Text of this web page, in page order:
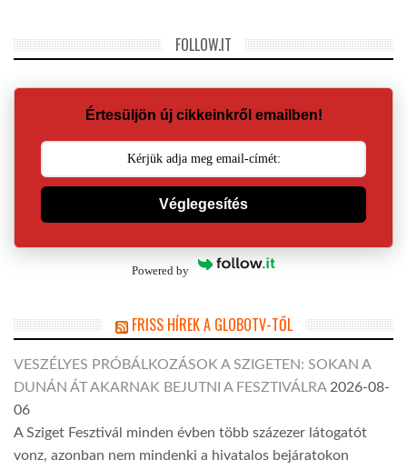
FOLLOW.IT
Értesüljön új cikkeinkről emailben!
Véglegesítés
Powered by
FRISS HÍREK A GLOBOTV-TŐL
VESZÉLYES PRÓBÁLKOZÁSOK A SZIGETEN: SOKAN A
DUNÁN ÁT AKARNAK BEJUTNI A FESZTIVÁLRA 2026-08-
06
A Sziget Fesztivál minden évben több százezer látogatót
vonz, azonban nem mindenki a hivatalos bejáratokon